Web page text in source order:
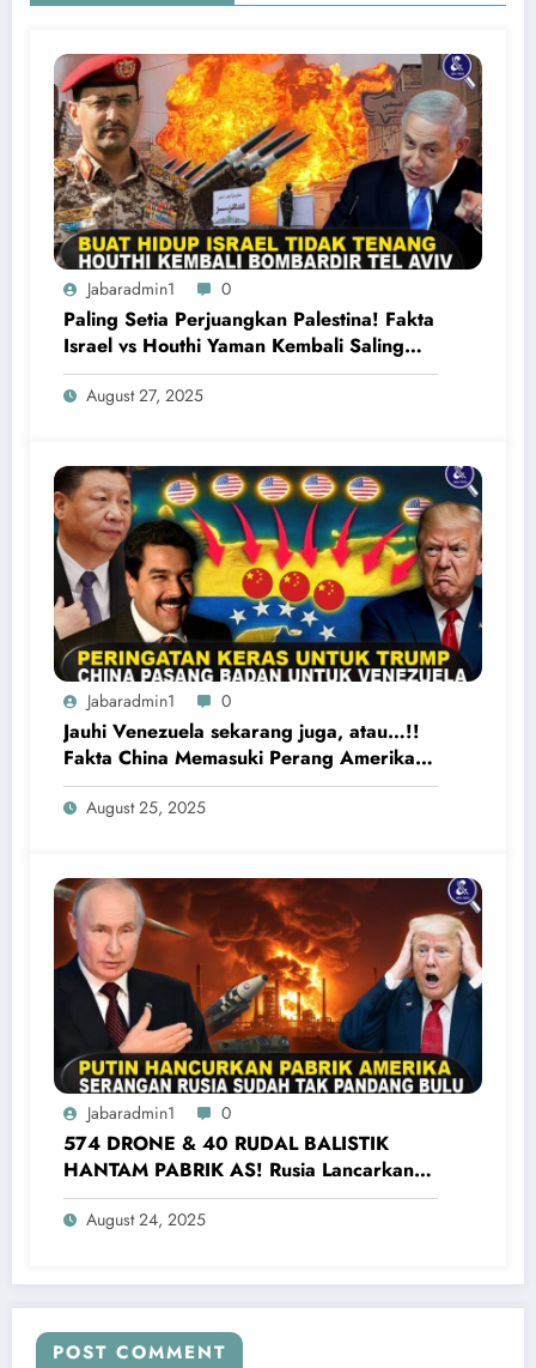
Jabaradmin1 0
Paling Setia Perjuangkan Palestina! Fakta
Israel vs Houthi Yaman Kembali Saling
Balas Serangan
August 27, 2025
Jabaradmin1 0
Jauhi Venezuela sekarang juga, atau…!!
Fakta China Memasuki Perang Amerika
Serikat vs Venezuela
August 25, 2025
Jabaradmin1 0
574 DRONE & 40 RUDAL BALISTIK
HANTAM PABRIK AS! Rusia Lancarkan
Serangan Terbesar Ke Ukraina Barat
August 24, 2025
POST COMMENT